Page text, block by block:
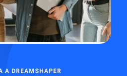
A DREAMSHAPER